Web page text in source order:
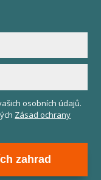
osobních údajů.
Zásad ochrany
zahrad